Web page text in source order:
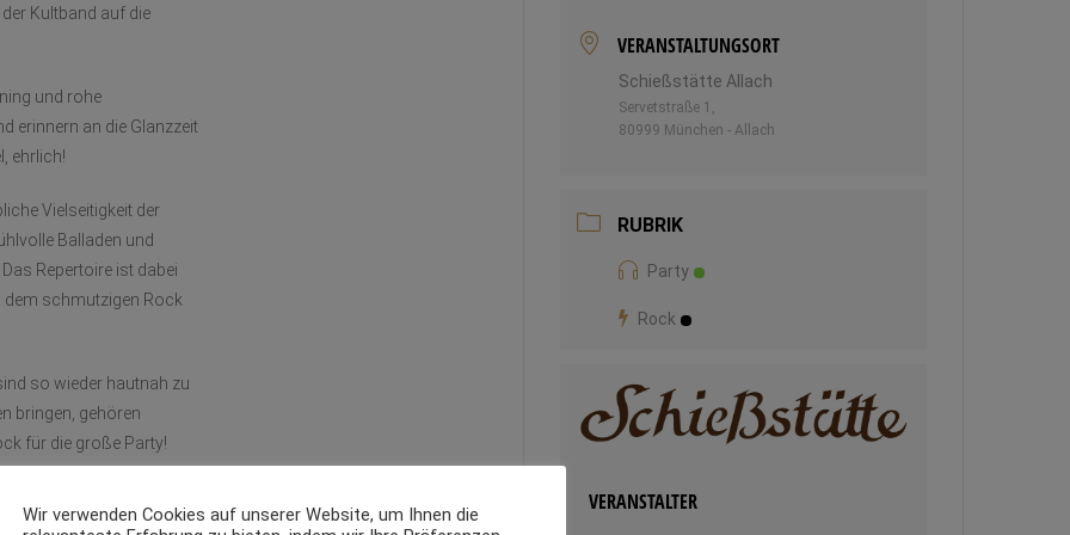
Kultband auf die
und rohe
erinnern an die Glanzzeit
ehrlich!
Vielseitigkeit der
Balladen und
Repertoire ist dabei
dem schmutzigen Rock
so wieder hautnah zu
bringen, gehören
für die große Party!
VERANSTALTUNGSORT
Schießstätte Allach
Servetstraße 1,
80999 München - Allach
RUBRIK
Party
Rock
VERANSTALTER
Wir verwenden Cookies auf unserer Website, um Ihnen die